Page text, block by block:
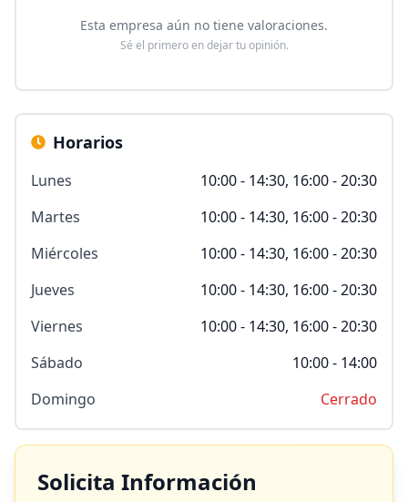
Esta empresa aún no tiene valoraciones.
Sé el primero en dejar tu opinión.
Horarios
Lunes
10:00 - 14:30, 16:00 - 20:30
Martes
10:00 - 14:30, 16:00 - 20:30
Miércoles
10:00 - 14:30, 16:00 - 20:30
Jueves
10:00 - 14:30, 16:00 - 20:30
Viernes
10:00 - 14:30, 16:00 - 20:30
Sábado
10:00 - 14:00
Domingo
Cerrado
Solicita Información